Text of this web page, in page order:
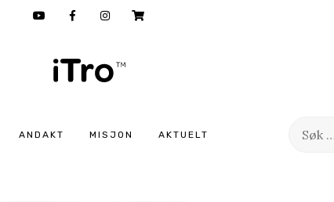
ANDAKT MISJON AKTUELT
Søk